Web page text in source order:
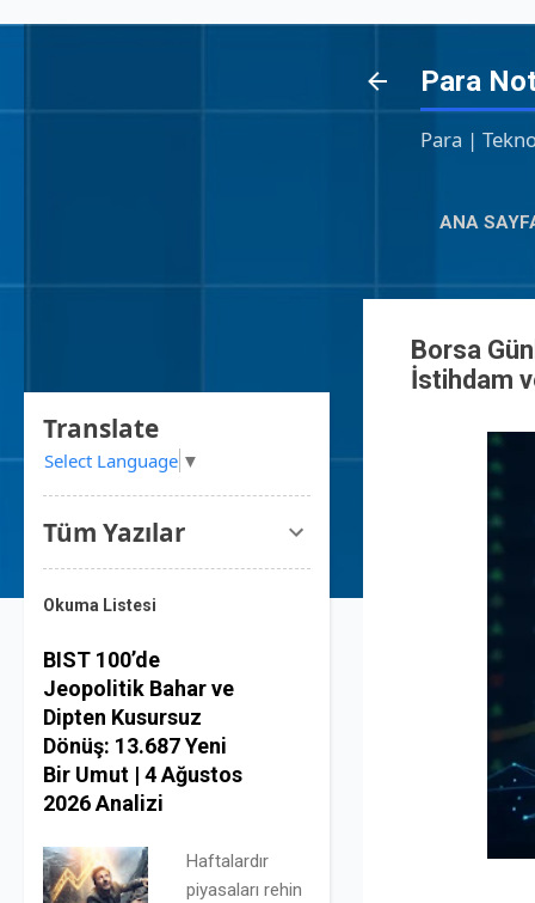
Para
Para |
ANA
Borsa
İstihdam
Translate
Select Language ▼
Tüm Yazılar
Okuma Listesi
BIST 100’de
Jeopolitik Bahar ve
Dipten Kusursuz
Dönüş: 13.687 Yeni
Bir Umut | 4 Ağustos
2026 Analizi
Haftalardır
piyasaları rehin